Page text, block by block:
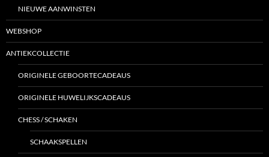
NIEUWE AANWINSTEN
WEBSHOP
ANTIEKCOLLECTIE
ORIGINELE GEBOORTECADEAUS
ORIGINELE HUWELIJKSCADEAUS
CHESS / SCHAKEN
SCHAAKSPELLEN